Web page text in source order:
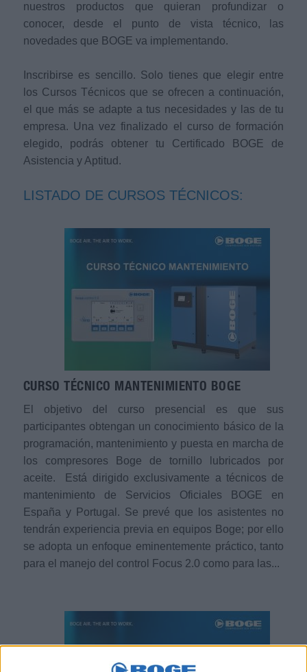
nuestros productos que quieran profundizar o
conocer, desde el punto de vista técnico, las
novedades que BOGE va implementando.
Inscribirse es sencillo. Solo tienes que elegir entre
los Cursos Técnicos que se ofrecen a continuación,
el que más se adapte a tus necesidades y las de tu
empresa. Una vez finalizado el curso de formación
elegido, podrás obtener tu Certificado BOGE de
Asistencia y Aptitud.
LISTADO DE CURSOS TÉCNICOS:
CURSO TÉCNICO MANTENIMIENTO BOGE
El objetivo del curso presencial es que sus
participantes obtengan un conocimiento básico de la
programación, mantenimiento y puesta en marcha de
los compresores Boge de tornillo lubricados por
aceite. Está dirigido exclusivamente a técnicos de
mantenimiento de Servicios Oficiales BOGE en
España y Portugal. Se prevé que los asistentes no
tendrán experiencia previa en equipos Boge; por ello
se adopta un enfoque eminentemente práctico, tanto
para el manejo del control Focus 2.0 como para las...